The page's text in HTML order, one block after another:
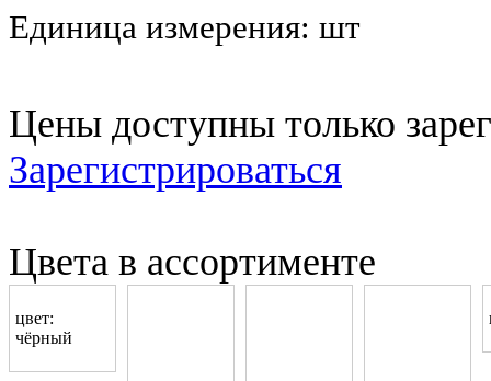
Единица измерения: шт
Цены доступны только
Зарегистрироваться
Цвета в ассортименте
цвет:
чёрный